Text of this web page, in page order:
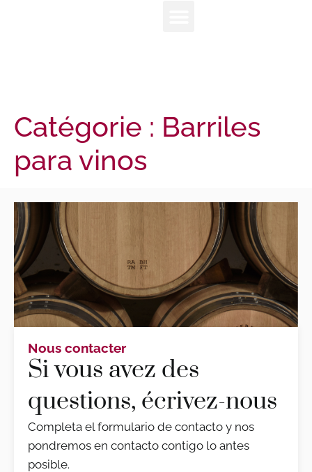
Catégorie : Barriles
para vinos
Nous contacter
Si vous avez des
questions, écrivez-nous
Completa el formulario de contacto y nos
pondremos en contacto contigo lo antes
posible.